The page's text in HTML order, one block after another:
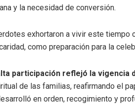
y la necesidad de conversión.
exhortaron a vivir este tiempo
como preparación para la
participación reflejó la vigencia
de las familias, reafirmando el
en orden, recogimiento y